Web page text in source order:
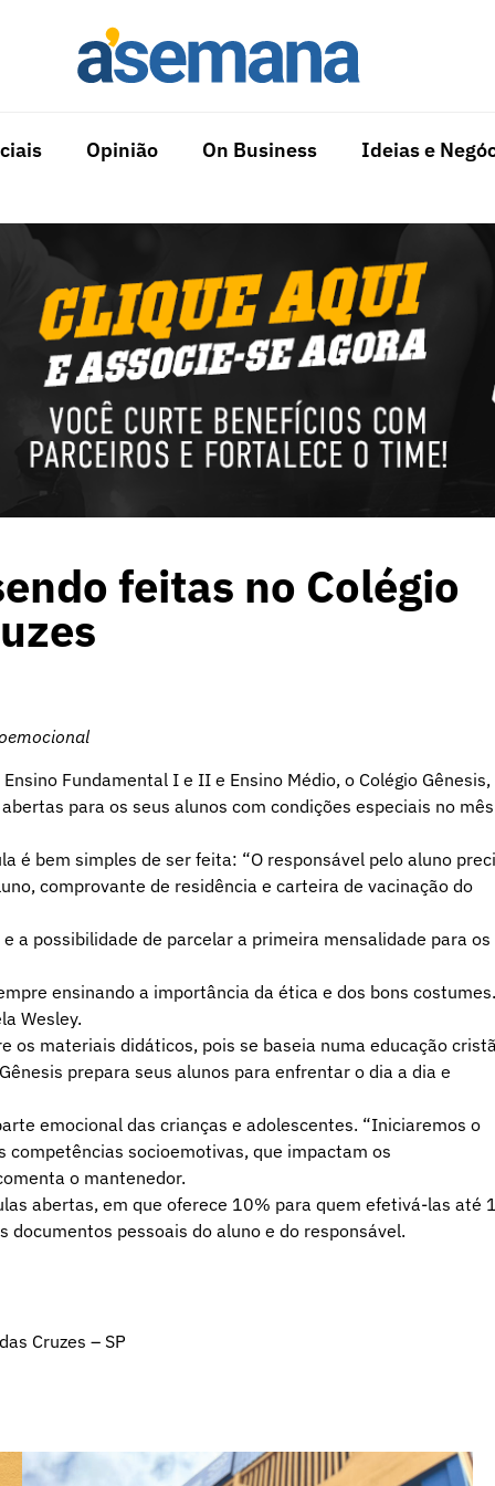
Opinião On Business Ideias e
feitas no Colégio
Fundamental I e II e Ensino Médio, o Colégio Gênesis,
para os seus alunos com condições especiais no mês
é bem simples de ser feita: “O responsável pelo aluno
comprovante de residência e carteira de vacinação do
a possibilidade de parcelar a primeira mensalidade para os
ensinando a importância da ética e dos bons costumes.
Wesley.
os materiais didáticos, pois se baseia numa educação
prepara seus alunos para enfrentar o dia a dia e
emocional das crianças e adolescentes. “Iniciaremos o
competências socioemotivas, que impactam os
o mantenedor.
abertas, em que oferece 10% para quem efetivá-las até
pessoais do aluno e do responsável.
Cruzes – SP